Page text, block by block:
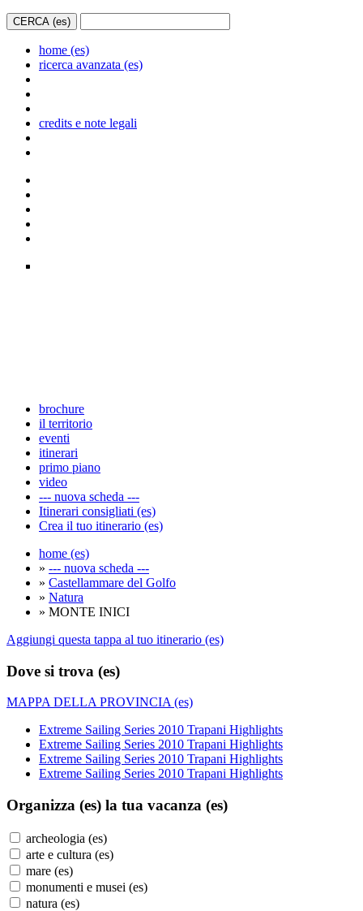
home (es)
ricerca avanzata (es)
credits e note legali
brochure
il territorio
eventi
itinerari
primo piano
video
--- nuova scheda ---
Itinerari consigliati (es)
Crea il tuo itinerario (es)
home (es)
» --- nuova scheda ---
» Castellammare del Golfo
» Natura
» MONTE INICI
Aggiungi questa tappa al tuo itinerario (es)
Dove si trova (es)
MAPPA DELLA PROVINCIA (es)
Extreme Sailing Series 2010 Trapani Highlights
Extreme Sailing Series 2010 Trapani Highlights
Extreme Sailing Series 2010 Trapani Highlights
Extreme Sailing Series 2010 Trapani Highlights
Organizza (es) la tua vacanza (es)
archeologia (es)
arte e cultura (es)
mare (es)
monumenti e musei (es)
natura (es)